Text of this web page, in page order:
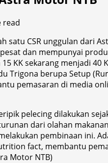
read
satu CSR unggulan dari
dan mempunyai
KK sekarang menjadi 40
Trigona berupa Setup
pemasaran di media
pelecing dilakukan
dari olahan
pembinaan ini.
fact, membantu
Motor NTB)